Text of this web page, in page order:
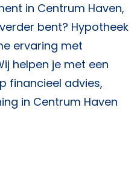
in Centrum Haven,
bent? Hypotheek
ervaring met
helpen je met een
financieel advies,
in Centrum Haven